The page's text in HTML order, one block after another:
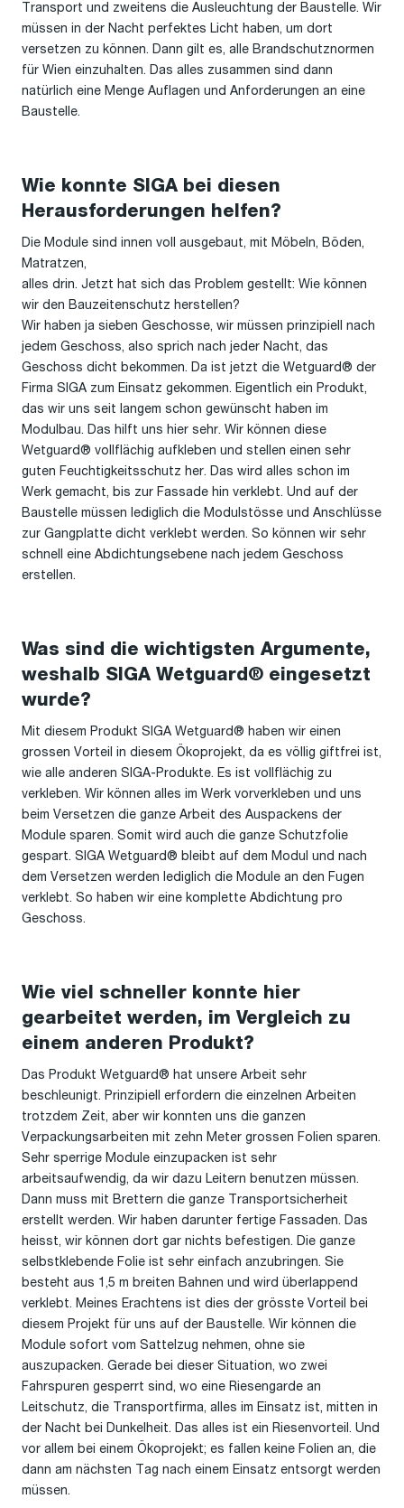
Transport und zweitens die Ausleuchtung der Baustelle. Wir
müssen in der Nacht perfektes Licht haben, um dort
versetzen zu können. Dann gilt es, alle Brandschutznormen
für Wien einzuhalten. Das alles zusammen sind dann
natürlich eine Menge Auflagen und Anforderungen an eine
Baustelle.
Wie konnte SIGA bei diesen
Herausforderungen helfen?
Die Module sind innen voll ausgebaut, mit Möbeln, Böden,
Matratzen,
alles drin. Jetzt hat sich das Problem gestellt: Wie können
wir den Bauzeitenschutz herstellen?
Wir haben ja sieben Geschosse, wir müssen prinzipiell nach
jedem Geschoss, also sprich nach jeder Nacht, das
Geschoss dicht bekommen. Da ist jetzt die Wetguard® der
Firma SIGA zum Einsatz gekommen. Eigentlich ein Produkt,
das wir uns seit langem schon gewünscht haben im
Modulbau. Das hilft uns hier sehr. Wir können diese
Wetguard® vollflächig aufkleben und stellen einen sehr
guten Feuchtigkeitsschutz her. Das wird alles schon im
Werk gemacht, bis zur Fassade hin verklebt. Und auf der
Baustelle müssen lediglich die Modulstösse und Anschlüsse
zur Gangplatte dicht verklebt werden. So können wir sehr
schnell eine Abdichtungsebene nach jedem Geschoss
erstellen.
Was sind die wichtigsten Argumente,
weshalb SIGA Wetguard® eingesetzt
wurde?
Mit diesem Produkt SIGA Wetguard® haben wir einen
grossen Vorteil in diesem Ökoprojekt, da es völlig giftfrei ist,
wie alle anderen SIGA-Produkte. Es ist vollflächig zu
verkleben. Wir können alles im Werk vorverkleben und uns
beim Versetzen die ganze Arbeit des Auspackens der
Module sparen. Somit wird auch die ganze Schutzfolie
gespart. SIGA Wetguard® bleibt auf dem Modul und nach
dem Versetzen werden lediglich die Module an den Fugen
verklebt. So haben wir eine komplette Abdichtung pro
Geschoss.
Wie viel schneller konnte hier
gearbeitet werden, im Vergleich zu
einem anderen Produkt?
Das Produkt Wetguard® hat unsere Arbeit sehr
beschleunigt. Prinzipiell erfordern die einzelnen Arbeiten
trotzdem Zeit, aber wir konnten uns die ganzen
Verpackungsarbeiten mit zehn Meter grossen Folien sparen.
Sehr sperrige Module einzupacken ist sehr
arbeitsaufwendig, da wir dazu Leitern benutzen müssen.
Dann muss mit Brettern die ganze Transportsicherheit
erstellt werden. Wir haben darunter fertige Fassaden. Das
heisst, wir können dort gar nichts befestigen. Die ganze
selbstklebende Folie ist sehr einfach anzubringen. Sie
besteht aus 1,5 m breiten Bahnen und wird überlappend
verklebt. Meines Erachtens ist dies der grösste Vorteil bei
diesem Projekt für uns auf der Baustelle. Wir können die
Module sofort vom Sattelzug nehmen, ohne sie
auszupacken. Gerade bei dieser Situation, wo zwei
Fahrspuren gesperrt sind, wo eine Riesengarde an
Leitschutz, die Transportfirma, alles im Einsatz ist, mitten in
der Nacht bei Dunkelheit. Das alles ist ein Riesenvorteil. Und
vor allem bei einem Ökoprojekt; es fallen keine Folien an, die
dann am nächsten Tag nach einem Einsatz entsorgt werden
müssen.